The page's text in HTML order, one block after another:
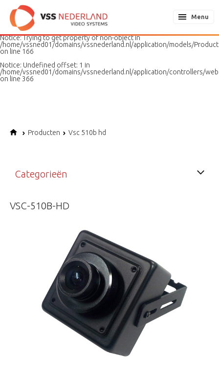
Notice: Undefined variable: page in
/home/vssned01/domains/vssnederland.nl/application/models/
on line
187
Notice: Trying to get property of non-object in
/home/vssned01/domains/vssnederland.nl/application/models/
on line 166
Notice: Undefined offset: 1 in
/home/vssned01/domains/vssnederland.nl/application/controllers/
on line 366
Menu
Producten Vsc 510b hd
Categorieën
VSC-510B-HD